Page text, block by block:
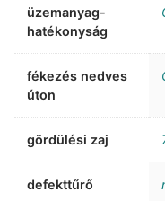
üzemanyag-
hatékonyság
fékezés nedves
úton
gördülési zaj
defekttűrő